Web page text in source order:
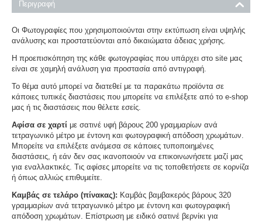
Περιγραφή
Οι Φωτογραφίες που χρησιμοποιούνται στην εκτύπωση είναι υψηλής
ανάλυσης και προστατεύονται από δικαιώματα άδειας χρήσης.
Η προεπισκόπηση της κάθε φωτογραφίας που υπάρχει στο site μας
είναι σε χαμηλή ανάλυση για προστασία από αντιγραφή.
Το θέμα αυτό μπορεί να διατεθεί με τα παρακάτω προϊόντα σε
κάποιες τυπικές διαστάσεις που μπορείτε να επιλέξετε από το e-shop
μας ή τις διαστάσεις που θέλετε εσείς.
Αφίσα σε χαρτί με σατινέ υφή βάρους 200 γραμμαρίων ανά
τετραγωνικό μέτρο με έντονη και φωτογραφική απόδοση χρωμάτων.
Μπορείτε να επιλέξετε ανάμεσα σε κάποιες τυποποιημένες
διαστάσεις, ή εάν δεν σας ικανοποιούν να επικοινωνήσετε μαζί μας
για εναλλακτικές. Τις αφίσες μπορείτε να τις τοποθετήσετε σε κορνίζα
ή όπως αλλιώς επιθυμείτε.
Καμβάς σε τελάρο (πίνακας): Καμβάς βαμβακερός βάρους 320
γραμμαρίων ανά τετραγωνικό μέτρο με έντονη και φωτογραφική
απόδοση χρωμάτων. Επίστρωση με ειδικό σατινέ βερνίκι για